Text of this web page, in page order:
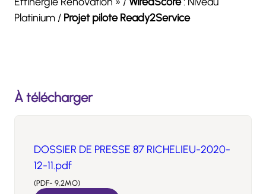
Platinium / Projet pilote Ready2Service
À télécharger
DOSSIER DE PRESSE 87 RICHELIEU-2020-
12-11.pdf
(PDF- 9,2MO)